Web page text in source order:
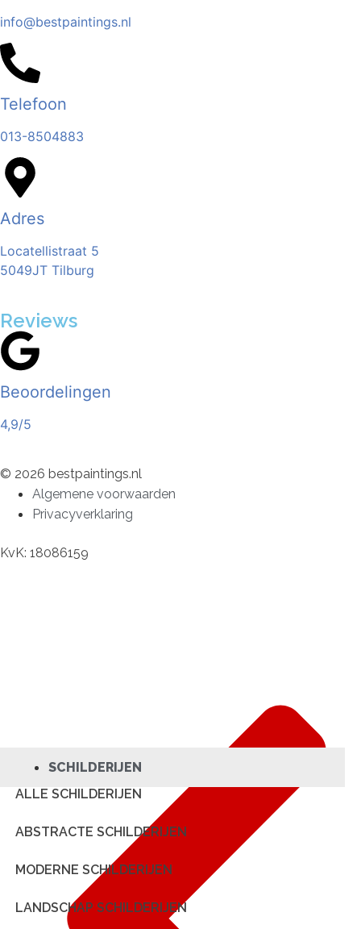
info@bestpaintings.nl
Telefoon
013-8504883
Adres
Locatellistraat 5
5049JT Tilburg
Reviews
Beoordelingen
4,9/5
© 2026 bestpaintings.nl
Algemene voorwaarden
Privacyverklaring
KvK: 18086159
SCHILDERIJEN
ALLE SCHILDERIJEN
ABSTRACTE SCHILDERIJEN
MODERNE SCHILDERIJEN
LANDSCHAP SCHILDERIJEN